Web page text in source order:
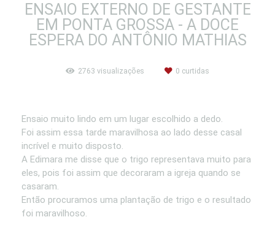
ENSAIO EXTERNO DE GESTANTE
EM PONTA GROSSA - A DOCE
ESPERA DO ANTÔNIO MATHIAS
2763 visualizações 0 curtidas
Ensaio muito lindo em um lugar escolhido a dedo.
Foi assim essa tarde maravilhosa ao lado desse casal
incrível e muito disposto.
A Edimara me disse que o trigo representava muito para
eles, pois foi assim que decoraram a igreja quando se
casaram.
Então procuramos uma plantação de trigo e o resultado
foi maravilhoso.